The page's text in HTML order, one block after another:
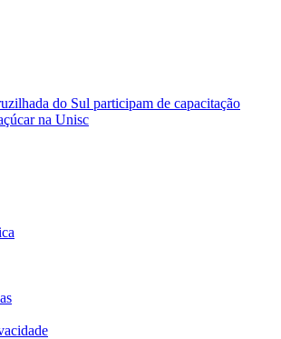
do Sul participam de capacitação
na Unisc